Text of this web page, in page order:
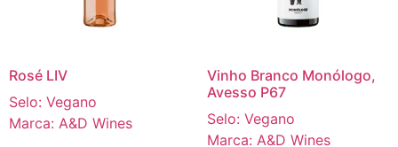
Rosé LIV
Selo: Vegano
Marca: A&D Wines
Vinho Branco Monólogo,
Avesso P67
Selo: Vegano
Marca: A&D Wines